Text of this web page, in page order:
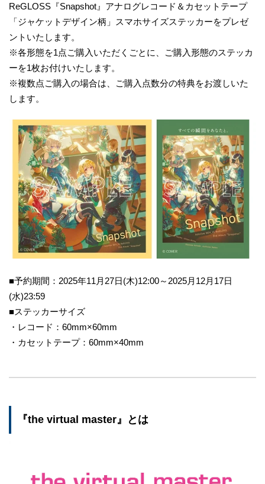
ReGLOSS『Snapshot』アナログレコード＆カセットテープ
「ジャケットデザイン柄」スマホサイズステッカーをプレゼ
ントいたします。
※各形態を1点ご購入いただくごとに、ご購入形態のステッカ
ーを1枚お付けいたします。
※複数点ご購入の場合は、ご購入点数分の特典をお渡しいた
します。
■予約期間：2025年11月27日(木)12:00～2025月12月17日
(水)23:59
■ステッカーサイズ
・レコード：60mm×60mm
・カセットテープ：60mm×40mm
『the virtual master』とは